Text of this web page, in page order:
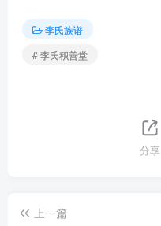
李氏族谱
# 李氏积善堂
分享
上一篇